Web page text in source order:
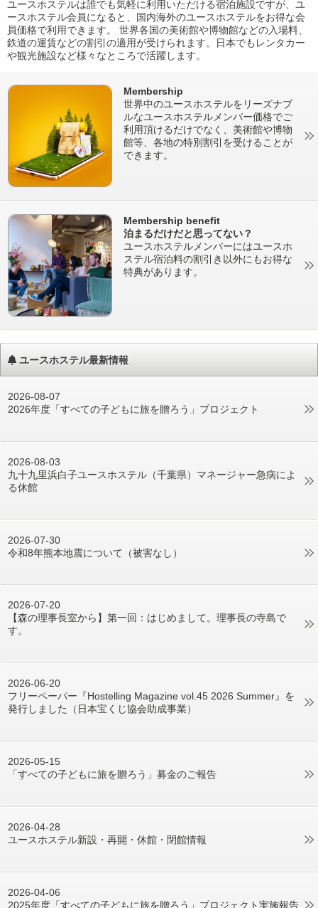
ユースホステルは誰でも気軽に利用いただける宿泊施設ですが、ユ
ースホステル会員になると、国内海外のユースホステルをお得な会
員価格で利用できます。 世界各国の美術館や博物館などの入場料、
鉄道の運賃などの割引の適用が受けられます。日本でもレンタカー
や観光施設など様々なところで活躍します。
Membership
世界中のユースホステルをリーズナブ
ルなユースホステルメンバー価格でご
利用頂けるだけでなく、美術館や博物
館等、各地の特別割引を受けることが
できます。
Membership benefit
泊まるだけだと思ってない？
ユースホステルメンバーにはユースホ
ステル宿泊料の割引き以外にもお得な
特典があります。
ユースホステル最新情報
2026-08-07
2026年度「すべての子どもに旅を贈ろう」プロジェクト
2026-08-03
九十九里浜白子ユースホステル（千葉県）マネージャー急病によ
る休館
2026-07-30
令和8年熊本地震について（被害なし）
2026-07-20
【森の理事長室から】第一回：はじめまして。理事長の寺島で
す。
2026-06-20
フリーペーパー『Hostelling Magazine vol.45 2026 Summer』を
発行しました（日本宝くじ協会助成事業）
2026-05-15
「すべての子どもに旅を贈ろう」募金のご報告
2026-04-28
ユースホステル新設・再開・休館・閉館情報
2026-04-06
2025年度「すべての子どもに旅を贈ろう」プロジェクト実施報告